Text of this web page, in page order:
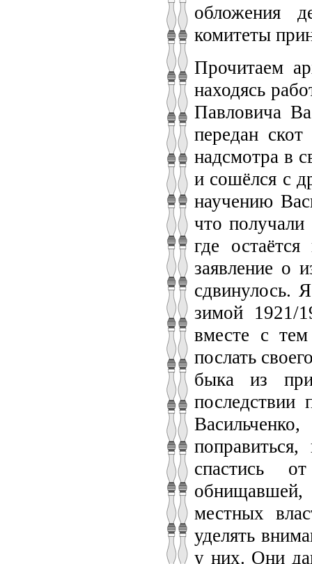
обложения
комитеты
Прочитаем
находясь
Павловича
передан
надсмотра в
и сошёлся с
научению
что получали
где
заявление о
сдвинулось.
зимой 1921/
вместе с
послать
быка из
последствии
спастись
обнищавшей,
местных
уделять
у них. Они